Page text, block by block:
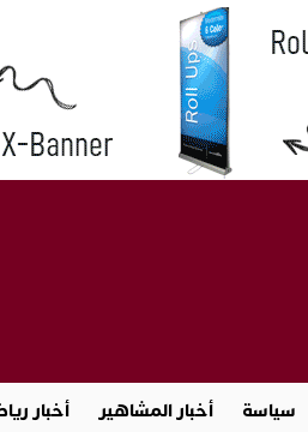
سياسة أخبار المشاهير أخبار